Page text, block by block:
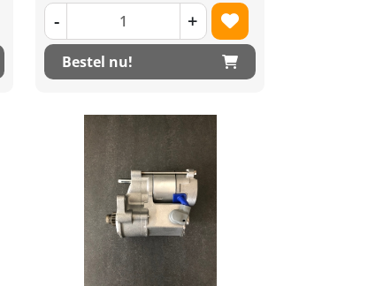
- +
Bestel nu!